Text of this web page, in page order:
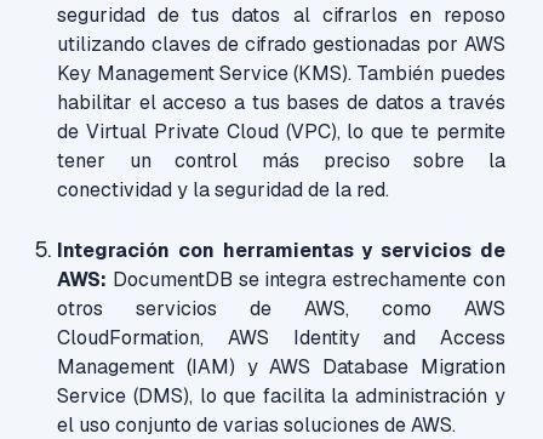
seguridad de tus datos al cifrarlos en reposo
utilizando claves de cifrado gestionadas por AWS
Key Management Service (KMS). También puedes
habilitar el acceso a tus bases de datos a través
de Virtual Private Cloud (VPC), lo que te permite
tener un control más preciso sobre la
conectividad y la seguridad de la red.
Integración con herramientas y servicios de
AWS: DocumentDB se integra estrechamente con
otros servicios de AWS, como AWS
CloudFormation, AWS Identity and Access
Management (IAM) y AWS Database Migration
Service (DMS), lo que facilita la administración y
el uso conjunto de varias soluciones de AWS.